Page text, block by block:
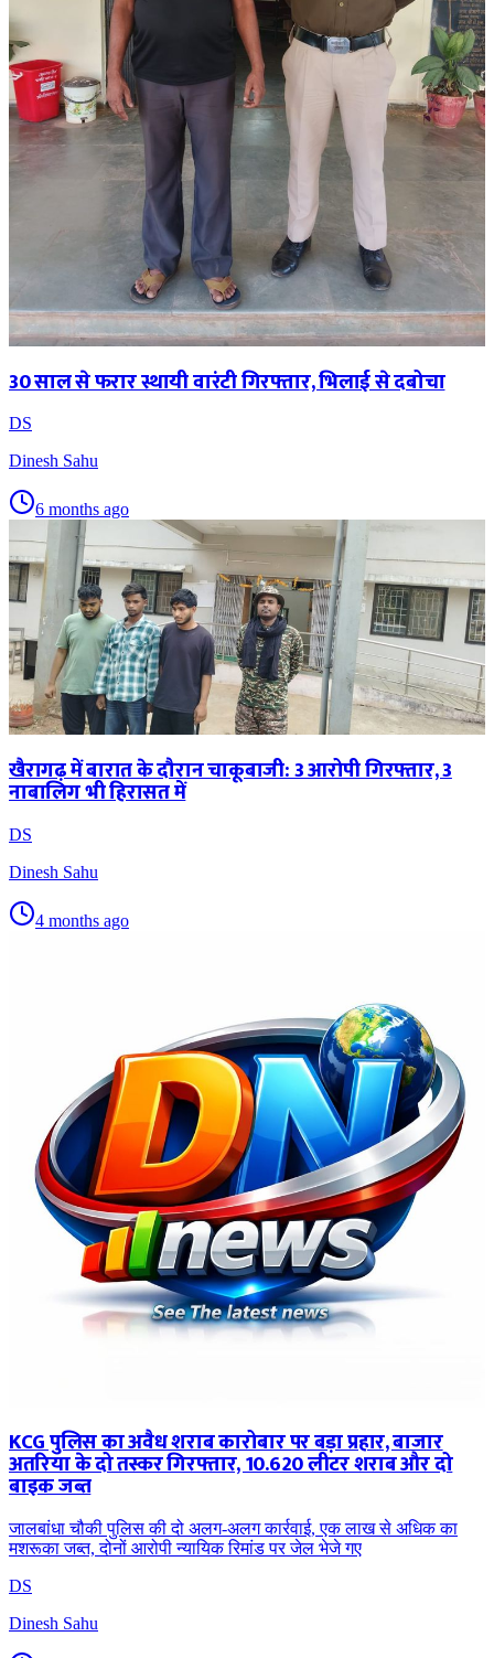
30 साल से फरार स्थायी वारंटी गिरफ्तार, भिलाई से दबोचा
DS
Dinesh Sahu
6 months ago
खैरागढ़ में बारात के दौरान चाकूबाजी: 3 आरोपी गिरफ्तार, 3
नाबालिग भी हिरासत में
DS
Dinesh Sahu
4 months ago
KCG पुलिस का अवैध शराब कारोबार पर बड़ा प्रहार, बाजार
अतरिया के दो तस्कर गिरफ्तार, 10.620 लीटर शराब और दो
बाइक जब्त
जालबांधा चौकी पुलिस की दो अलग-अलग कार्रवाई, एक लाख से अधिक का
मशरूका जब्त, दोनों आरोपी न्यायिक रिमांड पर जेल भेजे गए
DS
Dinesh Sahu